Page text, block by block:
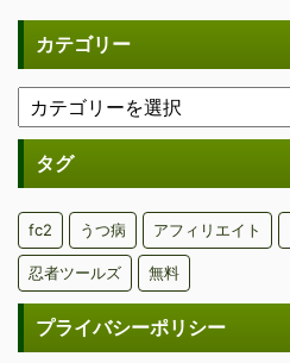
カテゴリー
タグ
fc2 うつ病 アフィリエイト
忍者ツールズ 無料
プライバシーポリシー